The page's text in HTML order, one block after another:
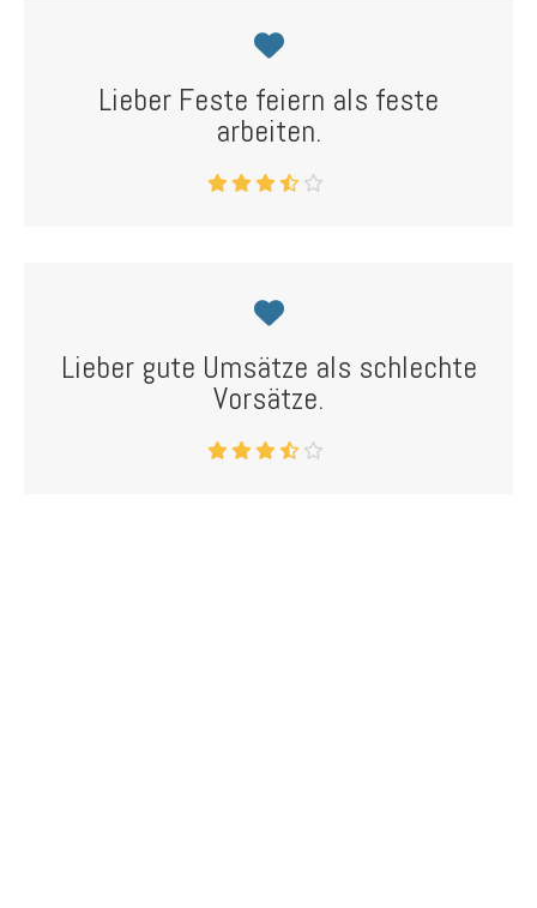
Lieber Feste feiern als feste
arbeiten.
Lieber gute Umsätze als schlechte
Vorsätze.